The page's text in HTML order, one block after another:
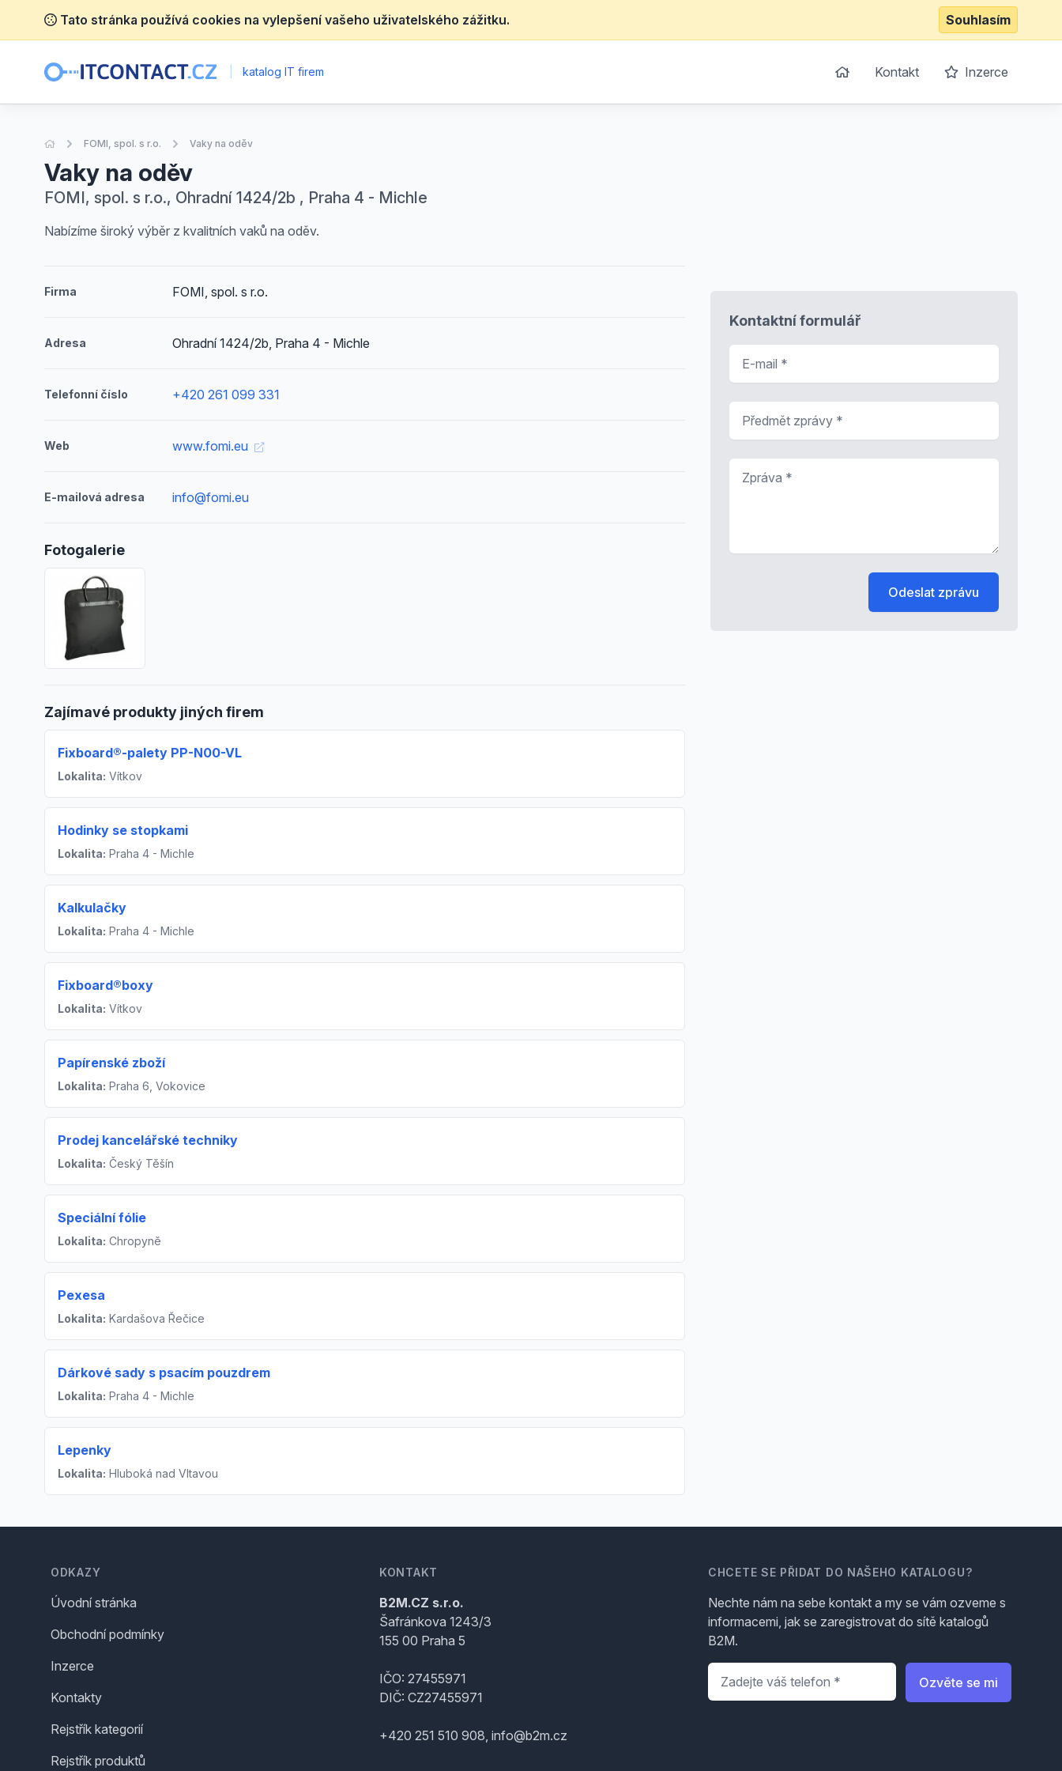
Tato stránka používá cookies na vylepšení vašeho uživatelského zážitku. Souhlasím
katalog IT firem Kontakt Inzerce
Úvodní stránka
FOMI, spol. s r.o. Vaky na oděv
Vaky na oděv
FOMI, spol. s r.o., Ohradní 1424/2b , Praha 4 - Michle
Nabízíme široký výběr z kvalitních vaků na oděv.
Firma FOMI, spol. s r.o.
Adresa Ohradní 1424/2b, Praha 4 - Michle
Telefonní číslo +420 261 099 331
Web www.fomi.eu
E-mailová adresa info@fomi.eu
Fotogalerie
Zajímavé produkty jiných firem
Fixboard®-palety PP-N00-VL
Lokalita: Vítkov
Hodinky se stopkami
Lokalita: Praha 4 - Michle
Kalkulačky
Lokalita: Praha 4 - Michle
Fixboard®boxy
Lokalita: Vítkov
Papírenské zboží
Lokalita: Praha 6, Vokovice
Prodej kancelářské techniky
Lokalita: Český Těšín
Speciální fólie
Lokalita: Chropyně
Pexesa
Lokalita: Kardašova Řečice
Dárkové sady s psacím pouzdrem
Lokalita: Praha 4 - Michle
Lepenky
Lokalita: Hluboká nad Vltavou
Kontaktní formulář
Odeslat zprávu
ODKAZY
Úvodní stránka
Obchodní podmínky
Inzerce
Kontakty
Rejstřík kategorií
Rejstřík produktů
KONTAKT
B2M.CZ s.r.o.
Šafránkova 1243/3
155 00 Praha 5
IČO: 27455971
DIČ: CZ27455971
+420 251 510 908, info@b2m.cz
CHCETE SE PŘIDAT DO NAŠEHO KATALOGU?
Nechte nám na sebe kontakt a my se vám ozveme s
informacemi, jak se zaregistrovat do sítě katalogů
B2M.
Telefon
Ozvěte se mi